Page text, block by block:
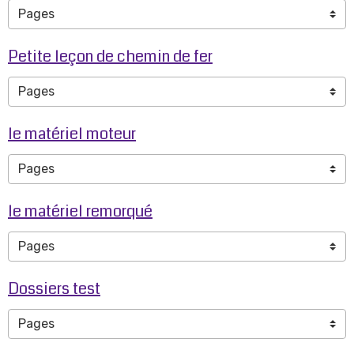
Petite leçon de chemin de fer
le matériel moteur
le matériel remorqué
Dossiers test